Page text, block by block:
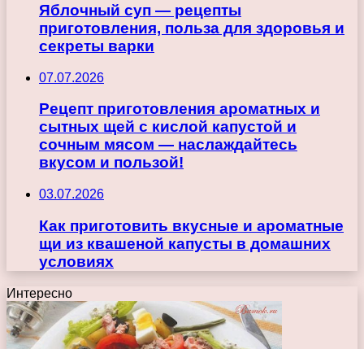
Яблочный суп — рецепты
приготовления, польза для здоровья и
секреты варки
07.07.2026
Рецепт приготовления ароматных и
сытных щей с кислой капустой и
сочным мясом — наслаждайтесь
вкусом и пользой!
03.07.2026
Как приготовить вкусные и ароматные
щи из квашеной капусты в домашних
условиях
Интересно